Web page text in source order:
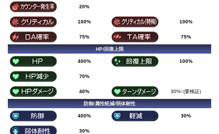
20%
100% 100%
75% 75%
HP/回復上限
400% 100%
70%
40% 30%↑(要検証)
防御/属性軽減/弱体耐性
400% 30%
30%